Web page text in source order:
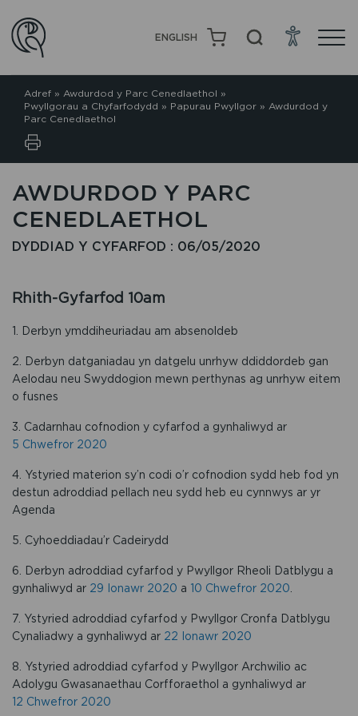
ENGLISH
Adref » Awdurdod y Parc Cenedlaethol »
Pwyllgorau a Chyfarfodydd » Papurau Pwyllgor » Awdurdod y
Parc Cenedlaethol
AWDURDOD Y PARC
CENEDLAETHOL
DYDDIAD Y CYFARFOD : 06/05/2020
Rhith-Gyfarfod 10am
1. Derbyn ymddiheuriadau am absenoldeb
2. Derbyn datganiadau yn datgelu unrhyw ddiddordeb gan
Aelodau neu Swyddogion mewn perthynas ag unrhyw eitem
o fusnes
3. Cadarnhau cofnodion y cyfarfod a gynhaliwyd ar
5 Chwefror 2020
4. Ystyried materion sy’n codi o’r cofnodion sydd heb fod yn
destun adroddiad pellach neu sydd heb eu cynnwys ar yr
Agenda
5. Cyhoeddiadau’r Cadeirydd
6. Derbyn adroddiad cyfarfod y Pwyllgor Rheoli Datblygu a
gynhaliwyd ar 29 Ionawr 2020 a 10 Chwefror 2020
7. Ystyried adroddiad cyfarfod y Pwyllgor Cronfa Datblygu
Cynaliadwy a gynhaliwyd ar 22 Ionawr 2020
8. Ystyried adroddiad cyfarfod y Pwyllgor Archwilio ac
Adolygu Gwasanaethau Corfforaethol a gynhaliwyd ar
12 Chwefror 2020